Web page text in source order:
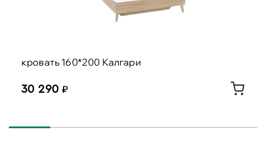
кровать 160*200 Калгари
30 290